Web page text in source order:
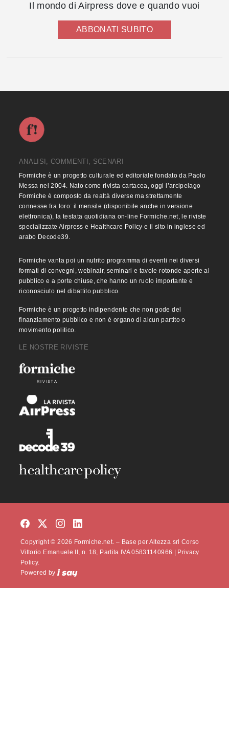
Il mondo di Airpress dove e quando vuoi
ABBONATI SUBITO
ANALISI, COMMENTI, SCENARI
Formiche è un progetto culturale ed editoriale fondato da Paolo
Messa nel 2004. Nato come rivista cartacea, oggi l’arcipelago
Formiche è composto da realtà diverse ma strettamente
connesse fra loro: il mensile (disponibile anche in versione
elettronica), la testata quotidiana on-line Formiche.net, le riviste
specializzate Airpress e Healthcare Policy e il sito in inglese ed
arabo Decode39.
Formiche vanta poi un nutrito programma di eventi nei diversi
formati di convegni, webinair, seminari e tavole rotonde aperte al
pubblico e a porte chiuse, che hanno un ruolo importante e
riconosciuto nel dibattito pubblico.
Formiche è un progetto indipendente che non gode del
finanziamento pubblico e non è organo di alcun partito o
movimento politico.
LE NOSTRE RIVISTE
Copyright © 2026 Formiche.net. – Base per Altezza srl Corso
Vittorio Emanuele II, n. 18, Partita IVA 05831140966 |
Privacy
Policy.
Powered by